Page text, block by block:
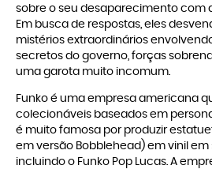
sobre o seu desaparecimento com
Em busca de respostas, eles
mistérios extraordinários
secretos do governo, forças
uma garota muito incomum.
Funko é uma empresa americana
colecionáveis baseados em
é muito famosa por produzir
em versão Bobblehead) em vinil em
incluindo o Funko Pop Lucas. A